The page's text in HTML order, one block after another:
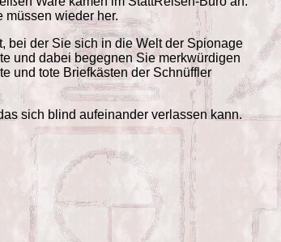
müssen wieder her.
bei der Sie sich in die Welt der Spionage
und dabei begegnen Sie merkwürdigen
und tote Briefkästen der Schnüffler
sich blind aufeinander verlassen kann.